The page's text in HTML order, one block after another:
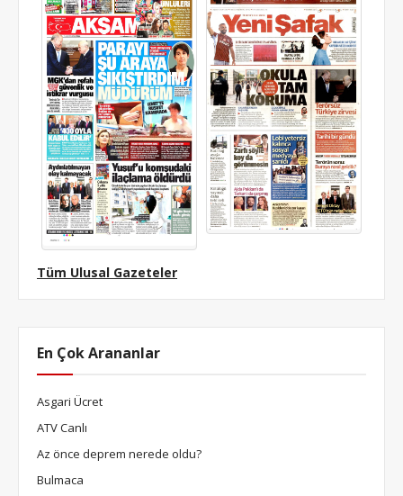
Tüm Ulusal Gazeteler
En Çok Arananlar
Asgari Ücret
ATV Canlı
Az önce deprem nerede oldu?
Bulmaca